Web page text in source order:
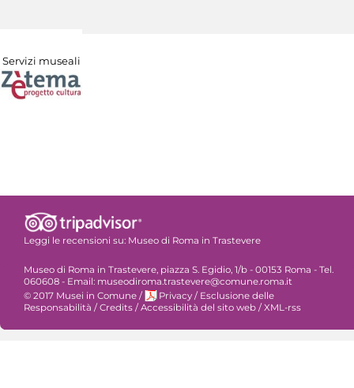
Servizi museali
Leggi le recensioni su: Museo di Roma in Trastevere
Museo di Roma in Trastevere, piazza S. Egidio, 1/b - 00153 Roma - Tel.
060608 - Email: museodiroma.trastevere@comune.roma.it
© 2017 Musei in Comune / Privacy / Esclusione delle
Responsabilità /Credits /Accessibilità del sito web /XML-rss